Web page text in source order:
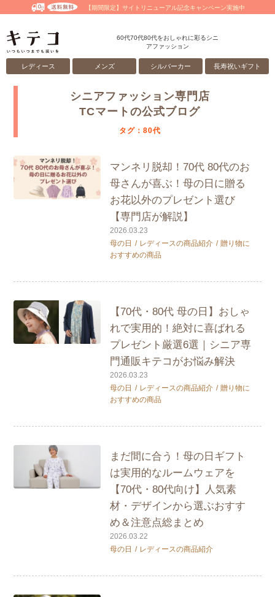
【期間限定】サイトリニューアル記念キャンペーン実施中
60代70代80代をおしゃれに彩るシニ
アファッション
レディース メンズ シルバーカー 長寿祝いギフト
シニアファッション専門店
TCマートの公式ブログ
タグ：80代
マンネリ脱却！70代 80代のお
母さんが喜ぶ！母の日に贈る
お花以外のプレゼント選び
【専門店が解説】
2026.03.23
母の日
レディースの商品紹介
贈り物に
おすすめの商品
【70代・80代 母の日】おしゃ
れで実用的！絶対に喜ばれる
プレゼント厳選6選｜シニア専
門通販キテコがお悩み解決
2026.03.23
母の日
レディースの商品紹介
贈り物に
おすすめの商品
まだ間に合う！母の日ギフト
は実用的なルームウェアを
【70代・80代向け】人気素
材・デザインから選ぶおすす
め＆注意点総まとめ
2026.03.22
母の日
レディースの商品紹介